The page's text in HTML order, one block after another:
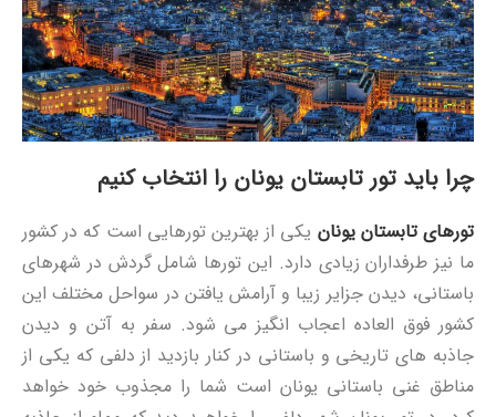
چرا باید تور تابستان یونان را انتخاب کنیم
تورهای تابستان یونان یکی از بهترین تورهایی است که در کشور
ما نیز طرفداران زیادی دارد. این تورها شامل گردش در شهرهای
باستانی، دیدن جزایر زیبا و آرامش یافتن در سواحل مختلف این
کشور فوق العاده اعجاب انگیز می شود. سفر به آتن و دیدن
جاذبه های تاریخی و باستانی در کنار بازدید از دلفی که یکی از
مناطق غنی باستانی یونان است شما را مجذوب خود خواهد